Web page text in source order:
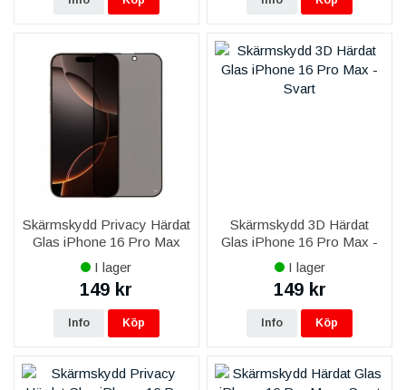
Skärmskydd Privacy Härdat
Glas iPhone 16 Pro Max
I lager
149 kr
Info Köp
Skärmskydd 3D Härdat
Glas iPhone 16 Pro Max -
Svart
I lager
149 kr
Info Köp